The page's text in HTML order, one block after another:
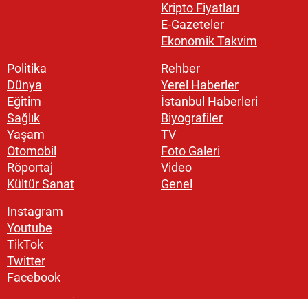
Kripto Fiyatları
E-Gazeteler
Ekonomik Takvim
Politika
Dünya
Eğitim
Sağlık
Yaşam
Otomobil
Röportaj
Kültür Sanat
Rehber
Yerel Haberler
İstanbul Haberleri
Biyografiler
TV
Foto Galeri
Video
Genel
Instagram
Youtube
TikTok
Twitter
Facebook